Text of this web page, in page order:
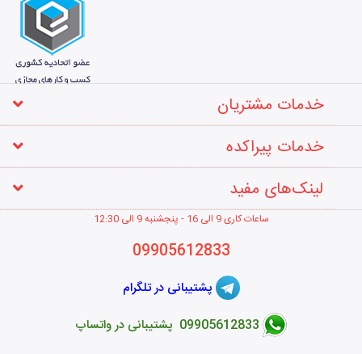
خدمات مشتریان
خدمات پیراکده
لینک‌های مفید
ساعات کاری 9 الی 16 - پنجشنبه 9 الی 12 :30
09905612833
پشتیبانی در تلگرام
09905612833 پشتیبانی در واتساپ